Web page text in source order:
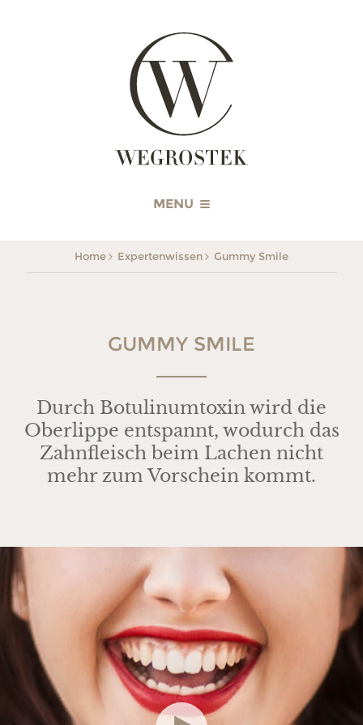
WEGROSTEK
MENU
Home Expertenwissen Gummy Smile
GUMMY SMILE
Durch Botulinumtoxin wird die
Oberlippe entspannt, wodurch das
Zahnfleisch beim Lachen nicht
mehr zum Vorschein kommt.